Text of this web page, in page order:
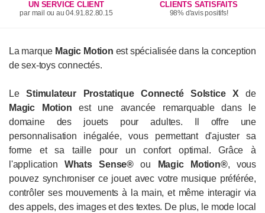
UN SERVICE CLIENT
par mail ou au 04.91.82.80.15
CLIENTS SATISFAITS
98% d'avis positifs!
La marque Magic Motion est spécialisée dans la conception
de sex-toys connectés.
LeStimulateur Prostatique Connecté Solstice Xde
Magic Motion est une avancée remarquable dans le
domaine des jouets pour adultes. Il offre une
personnalisation inégalée, vous permettant d'ajuster sa
forme et sa taille pour un confort optimal. Grâce à
l'application Whats Sense® ou Magic Motion®, vous
pouvez synchroniser ce jouet avec votre musique préférée,
contrôler ses mouvements à la main, et même interagir via
des appels, des images et des textes. De plus, le mode local